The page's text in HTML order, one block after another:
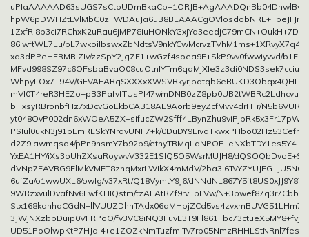
86lwftWL7Lu/
xq3dPPeHFRMRiZIv/zzSpY2JgZF1+wGzf4soea9E+SkP9vv0fwwiyvvd/
WhpyLOx7T94V/
mVI0T4reR3HEZo+pB3PafvfTUsPI47v/
bHxsyRBronbfHz7xDcvGoLkbCAB18AL9Aorb9eyZcfMvv4drHTr/
PSIul0ukN3j91pEmRESkYNrqvUNF7+k/
d2Z9iawmqso4/pPn9nsmY7b92p9/
YxEA1HY/iXs3oUhZXsaRoywvV332E1SIQ5O5WsrMUJH8/
dVNp7EAVRG9ElMkVMET8znqMxrLWIkX4mMdV/
6ufZa/o1wwUXL6/owIg/v37xRt/Q18VymtY9J6/
9WRzxvulDvafNv6EwfKHIQstm/tzAEAtRZf9rvFbLVw/
3JWjNXzbbDuip0VFRPoO/